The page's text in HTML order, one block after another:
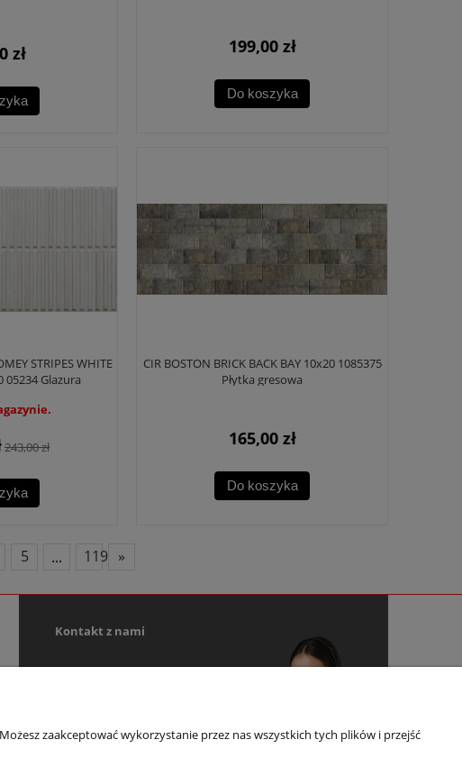
zł 199,00 zł
Do koszyka
STRIPES WHITE
05234 Glazura
243,00 zł
CIR BOSTON BRICK BACK BAY 10x20 1085375
Płytka gresowa
165,00 zł
Do koszyka
5 ... 119 »
Kontakt z nami
zaakceptować wykorzystanie przez nas wszystkich tych plików i przejść